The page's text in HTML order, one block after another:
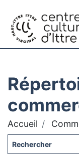
Accueil